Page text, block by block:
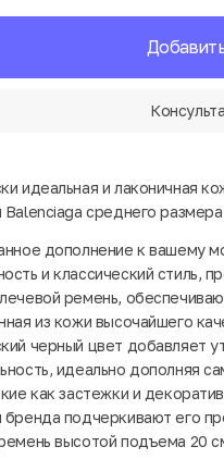
идеальная и лаконичная
Balenciaga среднего
дополнение к вашему
и классический стиль,
ремень,
из кожи высочайшего
черный цвет добавляет
идеально дополняя
как застежки и
бренда подчеркивают его
высотой подъема 20